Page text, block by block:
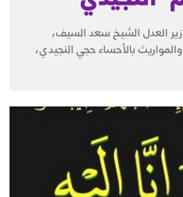
العدل الشيخ سعد السيف،
بالأحساء حجي النجيدي،